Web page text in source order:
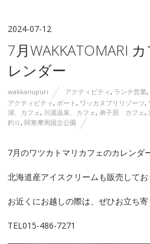
2024-07-12
7月WAKKATOMARI
レンダー
wakkanupuri アクティビティ, ランチ営業,
アクティビティ,ボート, ワッカヌプリリゾーツ,
湖、カフェ, 川湯温泉、カフェ, 弟子屈 カフェ,
釣り,阿寒摩周国立公園
7月のワツカトマリカフェのカレンダ
北海道産アイスクリームも販売してお
お近くにお越しの際は、ぜひお立ち寄
TEL015-486-7271